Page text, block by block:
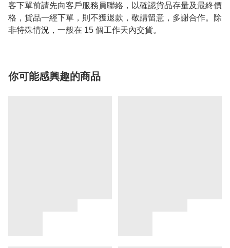
客下單前請先向客戶服務員聯絡，以確認貨品存量及最終價
格，貨品一經下單，則不獲退款，敬請留意，多謝合作。除
非特殊情況，一般在 15 個工作天內交貨。
你可能感興趣的商品